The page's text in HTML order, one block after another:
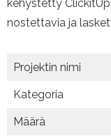
kehystetty
nostettavia ja
Projektin nimi
Kategoria
Määrä